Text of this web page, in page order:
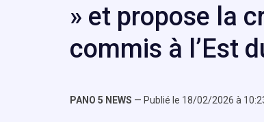
» et propose la
commis à l’Est
PANO 5 NEWS — Publié le 18/02/2026 à